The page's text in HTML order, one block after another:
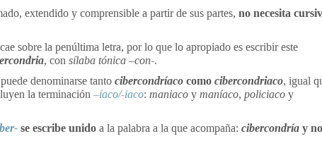
extendido y comprensible a partir de sus partes, no necesita
sobre la penúltima letra, por lo que lo apropiado es escribir este
, con sílaba tónica –con-.
puede denominarse tanto cibercondríaco como cibercondriaco, igual
la terminación –íaco/-iaco: maniaco y maníaco, policiaco y
se escribe unido a la palabra a la que acompaña: cibercondría y no